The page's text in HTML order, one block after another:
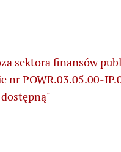
sektora finansów
nr POWR.03.05.00-